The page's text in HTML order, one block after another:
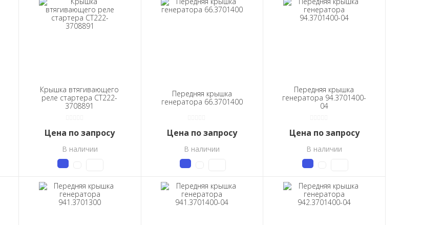
Крышка втягивающего
реле стартера СТ222-
3708891
Цена по запросу
В наличии
Передняя крышка
генератора 66.3701400
Цена по запросу
В наличии
Передняя крышка
генератора 94.3701400-
04
Цена по запросу
В наличии